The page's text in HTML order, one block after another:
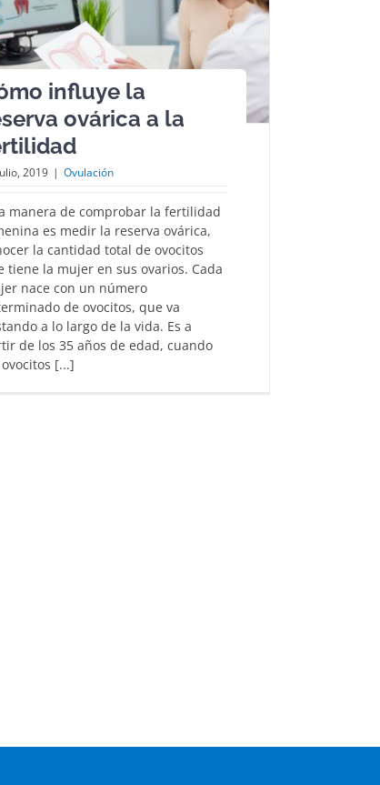
influye la
ovárica a la
2019 | Ovulación
manera de comprobar la fertilidad
es medir la reserva ovárica,
la cantidad total de ovocitos
tiene la mujer en sus ovarios. Cada
nace con un número
de ovocitos, que va
a lo largo de la vida. Es a
de los 35 años de edad, cuando
[...]